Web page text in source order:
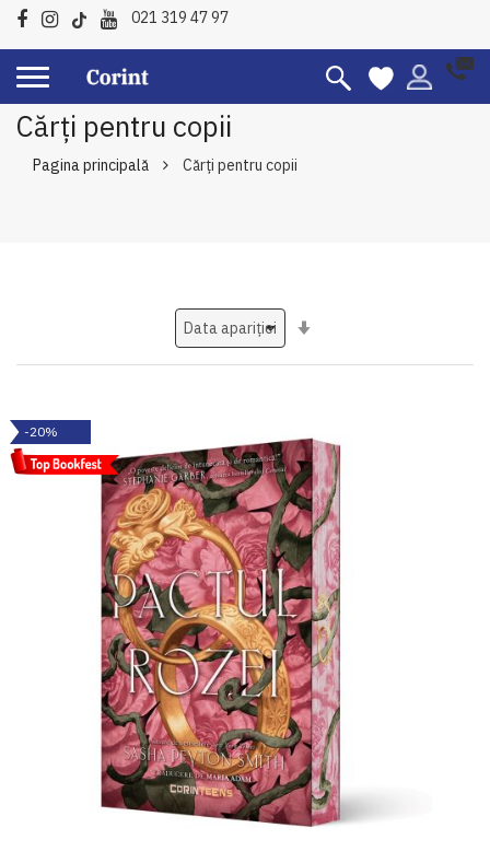
021 319 47 97
Cărți pentru copii
Pagina principală Cărți pentru copii
-20%